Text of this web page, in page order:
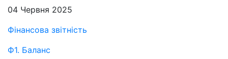
04 Червня 2025
Фінансова звітність
Ф1. Баланс